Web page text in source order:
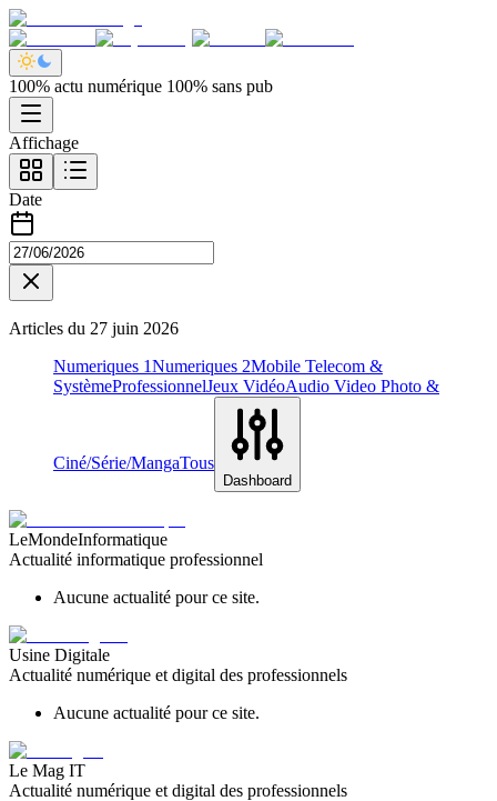
100% actu numérique 100% sans pub
Affichage
Date
Articles du 27 juin 2026
Numeriques 1Numeriques 2Mobile Telecom &
SystèmeProfessionnelJeux VidéoAudio Video Photo &
Ciné/Série/MangaTous
Dashboard
LeMondeInformatique
Actualité informatique professionnel
Aucune actualité pour ce site.
Usine Digitale
Actualité numérique et digital des professionnels
Aucune actualité pour ce site.
Le Mag IT
Actualité numérique et digital des professionnels